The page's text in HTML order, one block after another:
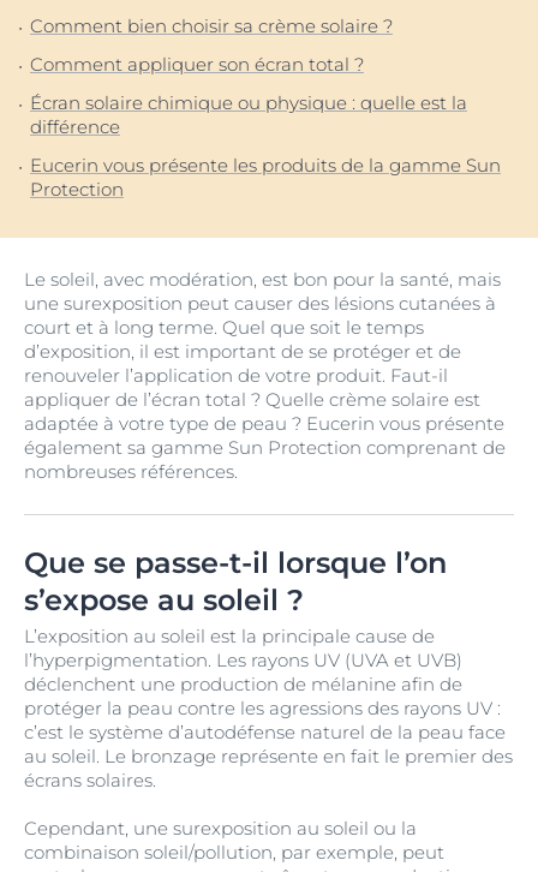
Comment bien choisir sa crème solaire ?
Comment appliquer son écran total ?
Écran solaire chimique ou physique : quelle est la
différence
Eucerin vous présente les produits de la gamme Sun
Protection
Le soleil, avec modération, est bon pour la santé, mais
une surexposition peut causer des lésions cutanées à
court et à long terme. Quel que soit le temps
d’exposition, il est important de se protéger et de
renouveler l’application de votre produit. Faut-il
appliquer de l’écran total ? Quelle crème solaire est
adaptée à votre type de peau ? Eucerin vous présente
également sa gamme Sun Protection comprenant de
nombreuses références.
Que se passe-t-il lorsque l’on
s’expose au soleil ?
L’exposition au soleil est la principale cause de
l’hyperpigmentation. Les rayons UV (UVA et UVB)
déclenchent une production de mélanine afin de
protéger la peau contre les agressions des rayons UV :
c’est le système d’autodéfense naturel de la peau face
au soleil. Le bronzage représente en fait le premier des
écrans solaires.
Cependant, une surexposition au soleil ou la
combinaison soleil/pollution, par exemple, peut